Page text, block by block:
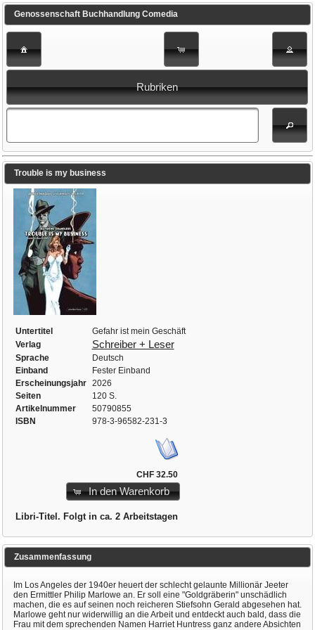
Genossenschaft Buchhandlung Comedia
Rubriken
Trouble is my business
Untertitel
Gefahr ist mein Geschäft
Verlag
Schreiber + Leser
Sprache
Deutsch
Einband
Fester Einband
Erscheinungsjahr
2026
Seiten
120 S.
Artikelnummer
50790855
ISBN
978-3-96582-231-3
CHF 32.50
In den Warenkorb
Libri-Titel. Folgt in ca. 2 Arbeitstagen
Zusammenfassung
Im Los Angeles der 1940er heuert der schlecht gelaunte Millionär Jeeter
den Ermittler Philip Marlowe an. Er soll eine "Goldgräberin" unschädlich
machen, die es auf seinen noch reicheren Stiefsohn Gerald abgesehen hat.
Marlowe geht nur widerwillig an die Arbeit und entdeckt auch bald, dass die
Frau mit dem sprechenden Namen Harriet Huntress ganz andere Absichten